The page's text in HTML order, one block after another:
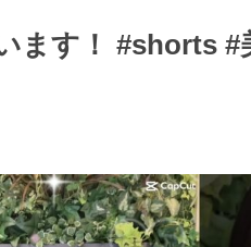
ます！ #shorts #